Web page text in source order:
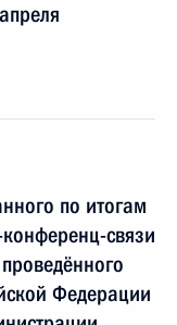
по итогам
связи
Федерации